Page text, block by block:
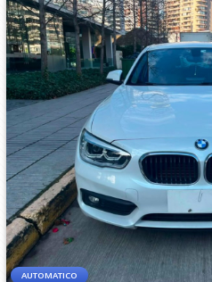
AUTOMATICO